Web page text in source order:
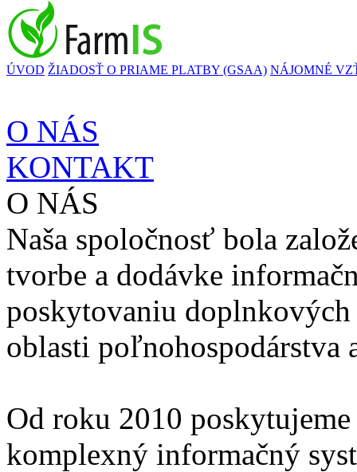
ÚVOD ŽIADOSŤ O PRIAME PLATBY (GSAA) NÁJOMNÉ
O NÁS
KONTAKT
O NÁS
Naša spoločnosť bola
tvorbe a dodávke
poskytovaniu
oblasti poľnohospodárstva
Od roku 2010
komplexný informačný